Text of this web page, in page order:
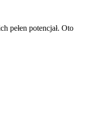
pełen potencjał. Oto